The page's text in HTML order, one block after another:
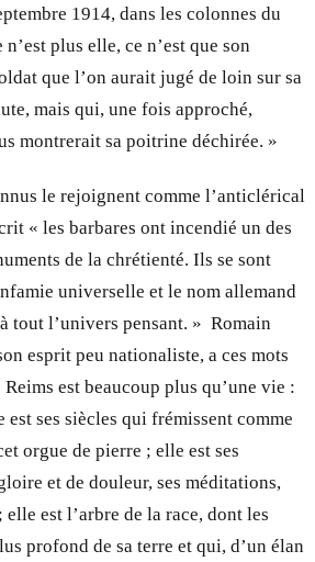
1914, dans les colonnes du
plus elle, ce n’est que son
que l’on aurait jugé de loin sur sa
mais qui, une fois approché,
montrerait sa poitrine déchirée. »
le rejoignent comme l’anticlérical
« les barbares ont incendié un des
de la chrétienté. Ils se sont
universelle et le nom allemand
tout l’univers pensant. » Romain
esprit peu nationaliste, a ces mots
est beaucoup plus qu’une vie :
est ses siècles qui frémissent comme
orgue de pierre ; elle est ses
et de douleur, ses méditations,
elle est l’arbre de la race, dont les
profond de sa terre et qui, d’un élan